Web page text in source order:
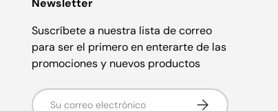
Suscríbete a nuestra lista de correo
para ser el primero en enterarte de las
promociones y nuevos productos
Correo electrónico Suscribirse